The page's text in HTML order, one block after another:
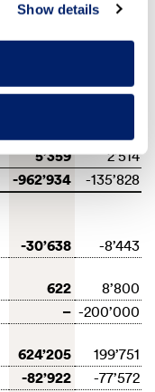
Show details
-841’944
-1’892
-2’933
-2’855
–
-11’607
5’359 2’514
-962’934 -135’828
-30’638
-8’443
622
8’800
– -200’000
624’205
199’751
-82’922
-77’572